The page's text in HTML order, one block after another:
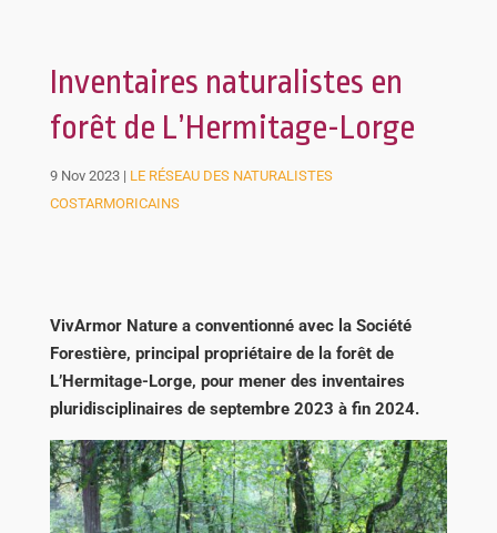
Inventaires naturalistes en
forêt de L’Hermitage-Lorge
9 Nov 2023| LE RÉSEAU DES NATURALISTES
COSTARMORICAINS
VivArmor Nature a conventionné avec la Société
Forestière, principal propriétaire de la forêt de
L’Hermitage-Lorge, pour mener des inventaires
pluridisciplinaires de septembre 2023 à fin 2024.